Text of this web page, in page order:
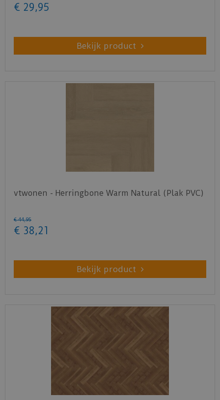
€ 29,95
Bekijk product
vtwonen - Herringbone Warm Natural (Plak PVC)
€ 44,95
€ 38,21
Bekijk product